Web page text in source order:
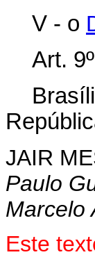
V - o
Art.
JAIR
Paulo
Marcelo
Este